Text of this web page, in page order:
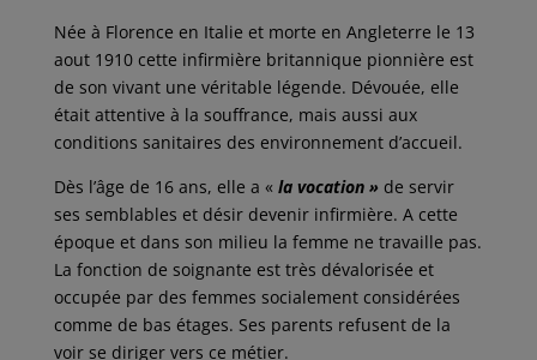
Née à Florence en Italie et morte en Angleterre le 13
aout 1910 cette infirmière britannique pionnière est
de son vivant une véritable légende. Dévouée, elle
était attentive à la souffrance, mais aussi aux
conditions sanitaires des environnement d’accueil.
Dès l’âge de 16 ans, elle a « la vocation » de servir
ses semblables et désir devenir infirmière. A cette
époque et dans son milieu la femme ne travaille pas.
La fonction de soignante est très dévalorisée et
occupée par des femmes socialement considérées
comme de bas étages. Ses parents refusent de la
voir se diriger vers ce métier.